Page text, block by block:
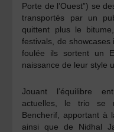
Porte de l’Ouest”) se
transportés par un
quittent plus le
festivals, de
foulée ils sortent un
naissance de leur style
Jouant l’équilibre
actuelles, le trio se
Bencherif, apportant à
ainsi que de Nidhal